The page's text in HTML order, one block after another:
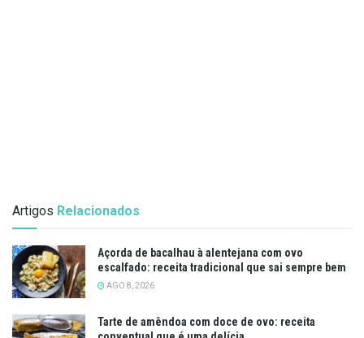
Artigos Relacionados
Açorda de bacalhau à alentejana com ovo
escalfado: receita tradicional que sai sempre bem
AGO 8, 2026
Tarte de amêndoa com doce de ovo: receita